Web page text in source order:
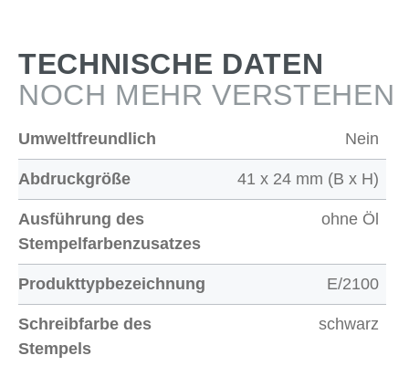
TECHNISCHE DATEN
NOCH MEHR VERSTEHEN
Umweltfreundlich Nein
Abdruckgröße 41 x 24 mm (B x H)
Ausführung des
Stempelfarbenzusatzes
ohne Öl
Produkttypbezeichnung E/2100
Schreibfarbe des
Stempels
schwarz